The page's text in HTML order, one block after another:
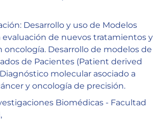
Desarrollo y uso de Modelos
evaluación de nuevos tratamientos y
oncología. Desarrollo de modelos de
de Pacientes (Patient derived
molecular asociado a
y oncología de precisión.
Biomédicas - Facultad